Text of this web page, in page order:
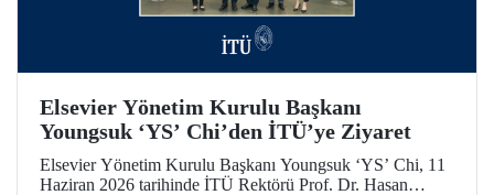
Elsevier Yönetim Kurulu Başkanı
Youngsuk ‘YS’ Chi’den İTÜ’ye Ziyaret
Elsevier Yönetim Kurulu Başkanı Youngsuk ‘YS’ Chi, 11
Haziran 2026 tarihinde İTÜ Rektörü Prof. Dr. Hasan